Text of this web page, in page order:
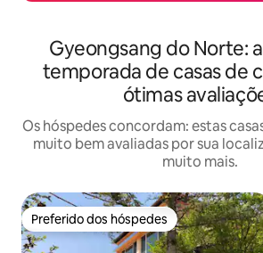
Gyeongsang do Norte:
temporada de casas de
ótimas
Os hóspedes concordam: estas
muito bem avaliadas por sua
muito mais.
Preferido dos hóspedes
Preferido dos hóspedes